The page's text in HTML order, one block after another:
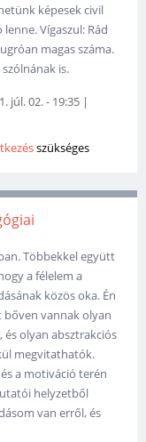
képesek civil
Vígaszul: Rád
magas száma.
is.
júl. 02. - 19:35 |
szükséges
Többekkel együtt
a félelem a
közös oka. Én
bőven vannak olyan
olyan absztrakciós
megvitathatók.
a motiváció terén
helyzetből
van erről, és